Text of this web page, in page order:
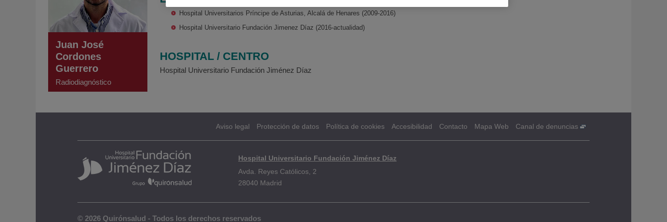
Juan José
Cordones
Guerrero
Radiodiagnóstico
Hospital Universitarios Príncipe de Asturias, Alcalá de Henares (2009-2016)
Hospital Universitario Fundación Jimenez Díaz (2016-actualidad)
HOSPITAL / CENTRO
Hospital Universitario Fundación Jiménez Díaz
Aviso legal Protección de datos Política de cookies Accesibilidad Contacto Mapa Web Canal de denuncias
Hospital Universitario Fundación Jiménez Díaz
Avda. Reyes Católicos, 2
28040 Madrid
© 2026 Quirónsalud - Todos los derechos reservados